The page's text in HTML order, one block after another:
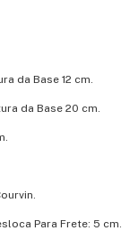
da Base 12 cm.
da Base 20 cm.
Para Frete: 5 cm.